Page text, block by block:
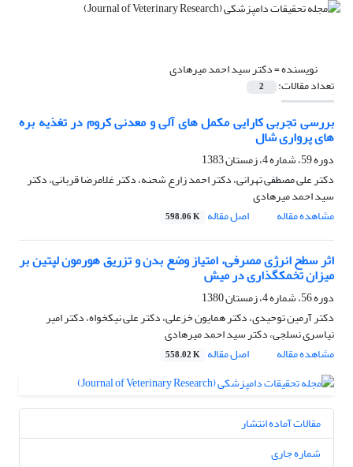
نویسنده =دکتر سید احمد میرهادی
تعداد مقالات: 2
بررسی تجربی کارایی مکمل های آلی و معدنی کروم در تغذیه بره
های پرواری شال
دوره 59، شماره 4، زمستان 1383
دکتر علی مصطفی تهرانی، دکتر احمد زارع شحنه، دکتر غلامرضا قربانی، دکتر
سید احمد میرهادی
مشاهده مقاله
اصل مقاله 598.06 K
اثر سطح انرژی مصرفی، امتیاز وضع بدن و تزریق هورمون لپتین بر
میزان تخمکگذاری در میش
دوره 56، شماره 4، زمستان 1380
دکتر آرمین توحیدی، دکتر همایون خزعلی، دکتر علی نیکخواه، دکتر امیر
نیاسری نسلجی، دکتر سید احمد میرهادی
مشاهده مقاله
اصل مقاله 558.02 K
مقالات آماده انتشار
شماره جاری